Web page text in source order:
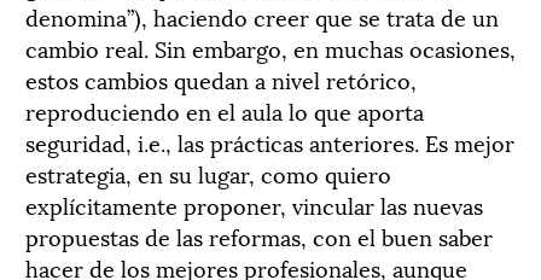
denomina”), haciendo creer que se trata de un
cambio real. Sin embargo, en muchas ocasiones,
estos cambios quedan a nivel retórico,
reproduciendo en el aula lo que aporta
seguridad, i.e., las prácticas anteriores. Es mejor
estrategia, en su lugar, como quiero
explícitamente proponer, vincular las nuevas
propuestas de las reformas, con el buen saber
hacer de los mejores profesionales, aunque